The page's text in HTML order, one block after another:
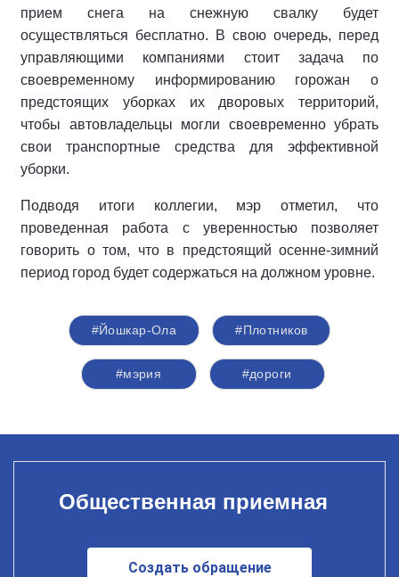
прием снега на снежную свалку будет
осуществляться бесплатно. В свою очередь, перед
управляющими компаниями стоит задача по
своевременному информированию горожан о
предстоящих уборках их дворовых территорий,
чтобы автовладельцы могли своевременно убрать
свои транспортные средства для эффективной
уборки.
Подводя итоги коллегии, мэр отметил, что
проведенная работа с уверенностью позволяет
говорить о том, что в предстоящий осенне-зимний
период город будет содержаться на должном уровне.
#Йошкар-Ола #Плотников
#мэрия #дороги
Общественная приемная
Создать обращение